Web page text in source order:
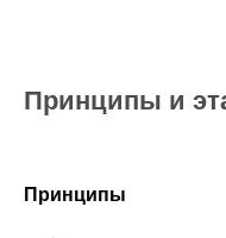
Принципы и
Принципы